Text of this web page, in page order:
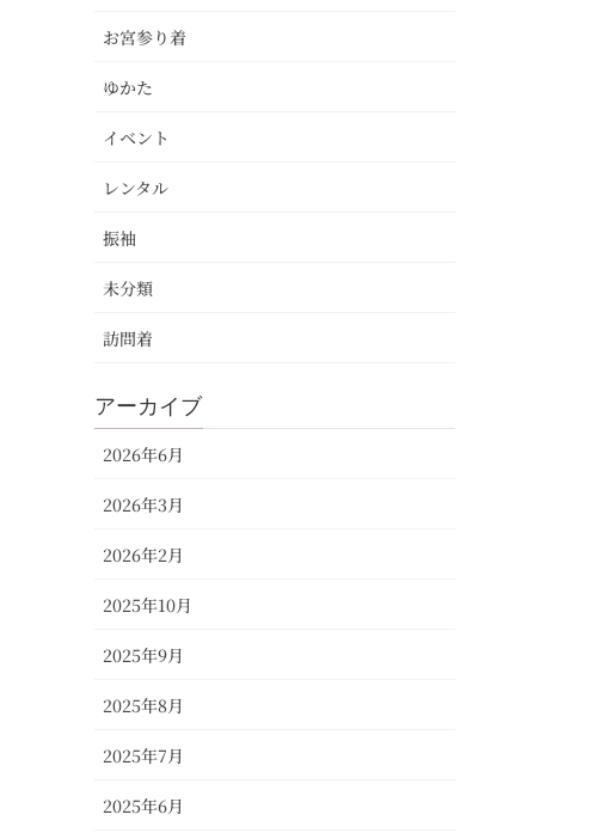
お宮参り着
ゆかた
イベント
レンタル
振袖
未分類
訪問着
アーカイブ
2026年6月
2026年3月
2026年2月
2025年10月
2025年9月
2025年8月
2025年7月
2025年6月